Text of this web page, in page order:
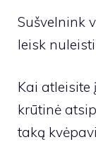
Sušvelnink
leisk
Kai atleisite
krūtinė
taką